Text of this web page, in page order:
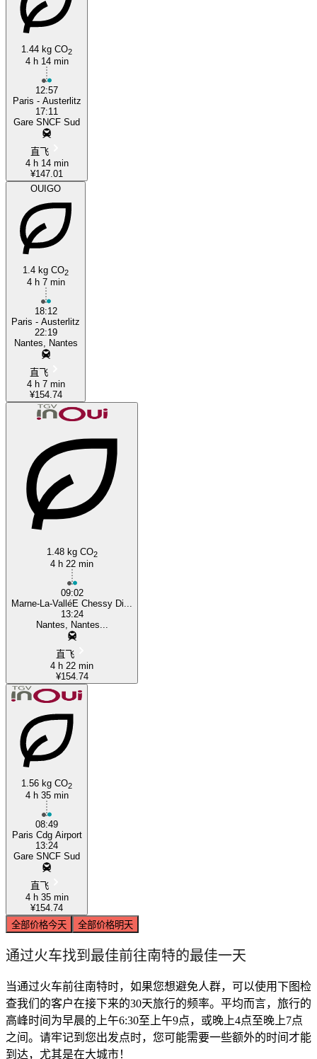
1.44 kg CO2
4 h 14 min
12:57
Paris - Austerlitz
17:11
Gare SNCF Sud
直飞
4 h 14 min
¥147.01
OUIGO
1.4 kg CO2
4 h 7 min
18:12
Paris - Austerlitz
22:19
Nantes, Nantes
直飞
4 h 7 min
¥154.74
1.48 kg CO2
4 h 22 min
09:02
Marne-La-ValléE Chessy Di...
13:24
Nantes, Nantes...
直飞
4 h 22 min
¥154.74
1.56 kg CO2
4 h 35 min
08:49
Paris Cdg Airport
13:24
Gare SNCF Sud
直飞
4 h 35 min
¥154.74
全部价格今天 全部价格明天
通过火车找到最佳前往南特的最佳一天
当通过火车前往南特时，如果您想避免人群，可以使用下图检
查我们的客户在接下来的30天旅行的频率。平均而言，旅行的
高峰时间为早晨的上午6:30至上午9点，或晚上4点至晚上7点
之间。请牢记到您出发点时，您可能需要一些额外的时间才能
到达，尤其是在大城市！